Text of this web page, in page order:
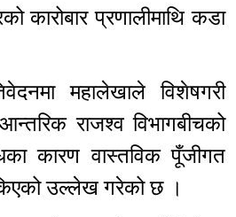
कारोबार प्रणालीमाथि कडा
महालेखाले विशेषगरी
राजश्व विभागबीचको
कारण वास्तविक पूँजीगत
उल्लेख गरेको छ ।